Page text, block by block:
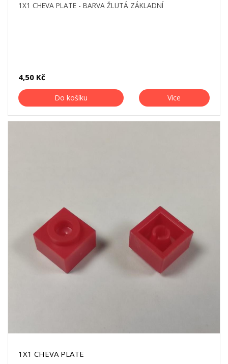
1X1 CHEVA PLATE - BARVA ŽLUTÁ ZÁKLADNÍ
4,50 Kč
Do košíku Více
1X1 CHEVA PLATE